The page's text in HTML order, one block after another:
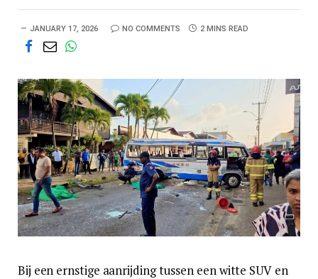
JANUARY 17, 2026 NO COMMENTS 2 MINS READ
Bij een ernstige aanrijding tussen een witte SUV en